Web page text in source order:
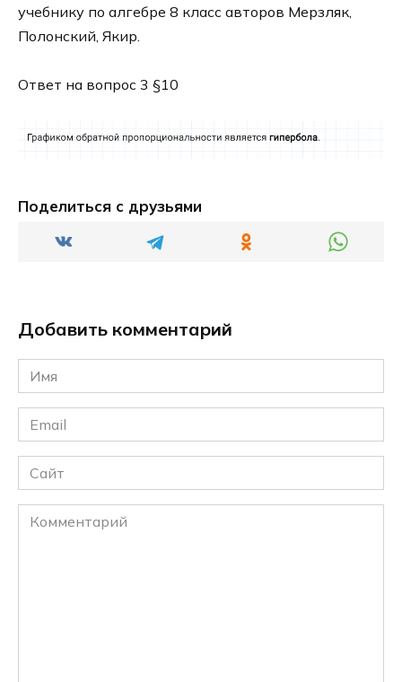
учебнику по алгебре 8 класс авторов Мерзляк,
Полонский, Якир.
Ответ на вопрос 3 §10
Поделиться с друзьями
Добавить комментарий
Имя
*
Email
*
Сайт
Комментарий